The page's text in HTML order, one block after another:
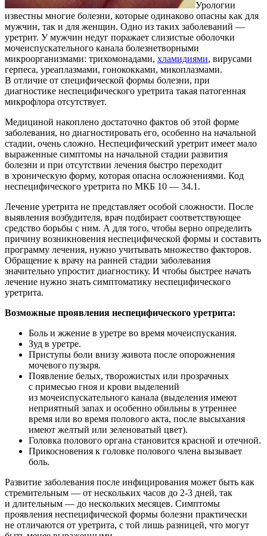
Урологии
известны многие болезни, которые одинаково опасны как для
мужчин, так и для женщин. Одно из таких заболеваний —
уретрит. У мужчин недуг поражает слизистые оболочки
мочеиспускательного канала болезнетворными
микроорганизмами: трихомонадами, хламидиями, вирусами
герпеса, уреаплазмами, гонококками, микоплазмами.
В отличие от специфической формы болезни, при
диагностике неспецифического уретрита такая патогенная
микрофлора отсутствует.
Медициной накоплено достаточно фактов об этой форме
заболевания, но диагностировать его, особенно на начальной
стадии, очень сложно. Неспецифический уретрит имеет мало
выраженные симптомы на начальной стадии развития
болезни и при отсутствии лечения быстро переходит
в хроническую форму, которая опасна осложнениями. Код
неспецифического уретрита по МКБ 10 — 34.1.
Лечение уретрита не представляет особой сложности. После
выявления возбудителя, врач подбирает соответствующее
средство борьбы с ним. А для того, чтобы верно определить
причину возникновения неспецифической формы и составить
программу лечения, нужно учитывать множество факторов.
Обращение к врачу на ранней стадии заболевания
значительно упростит диагностику. И чтобы быстрее начать
лечение нужно знать симптоматику неспецифического
уретрита.
Возможные проявления неспецифического уретрита:
Боль и жжение в уретре во время мочеиспускания.
Зуд в уретре.
Приступы боли внизу живота после опорожнения
мочевого пузыря.
Появление белых, творожистых или прозрачных
с примесью гноя и крови выделений
из мочеиспускательного канала (выделения имеют
неприятный запах и особенно обильны в утреннее
время или во время полового акта, после высыхания
имеют желтый или зеленоватый цвет).
Головка полового органа становится красной и отечной.
Прикосновения к головке полового члена вызывает
боль.
Развитие заболевания после инфицирования может быть как
стремительным — от нескольких часов до 2-3 дней, так
и длительным — до нескольких месяцев. Симптомы
проявления неспецифической формы болезни практически
не отличаются от уретрита, с той лишь разницей, что могут